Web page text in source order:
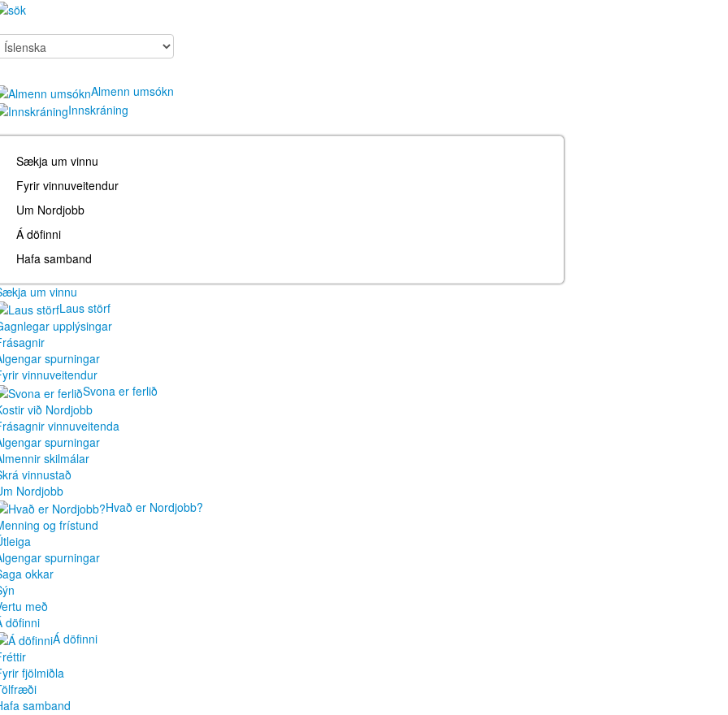
Almenn umsókn
Innskráning
Sækja um vinnu
Fyrir vinnuveitendur
Um Nordjobb
Á döfinni
Hafa samband
um vinnu
Laus störf
upplýsingar
spurningar
vinnuveitendur
Svona er ferlið
við Nordjobb
vinnuveitenda
spurningar
skilmálar
vinnustað
Nordjobb
Hvað er Nordjobb?
og frístund
spurningar
okkar
með
döfinni
Á döfinni
fjölmiðla
samband